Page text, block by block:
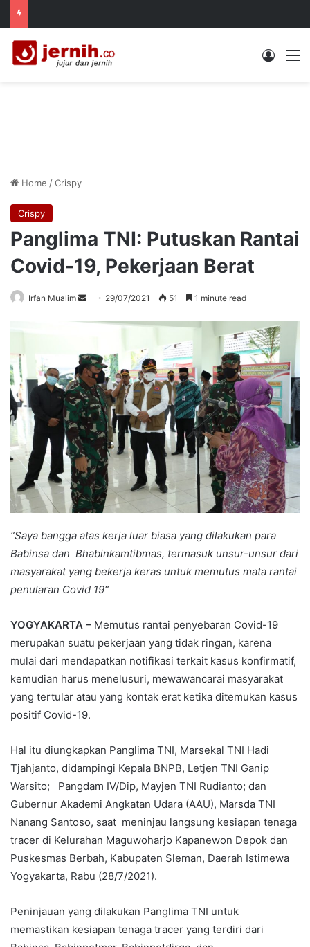
Log In
Home /Crispy
Crispy
Panglima TNI: Putuskan Rantai
Covid-19, Pekerjaan Berat
Irfan Mualim
Send 29/07/2021 51 1 minute read
“Saya bangga atas kerja luar biasa yang dilakukan para
Babinsa dan Bhabinkamtibmas, termasuk unsur-unsur dari
masyarakat yang bekerja keras untuk memutus mata rantai
penularan Covid 19″
YOGYAKARTA – Memutus rantai penyebaran Covid-19
merupakan suatu pekerjaan yang tidak ringan, karena
mulai dari mendapatkan notifikasi terkait kasus konfirmatif,
kemudian harus menelusuri, mewawancarai masyarakat
yang tertular atau yang kontak erat ketika ditemukan kasus
positif Covid-19.
Hal itu diungkapkan Panglima TNI, Marsekal TNI Hadi
Tjahjanto, didampingi Kepala BNPB, Letjen TNI Ganip
Warsito; Pangdam IV/Dip, Mayjen TNI Rudianto; dan
Gubernur Akademi Angkatan Udara (AAU), Marsda TNI
Nanang Santoso, saat meninjau langsung kesiapan tenaga
tracer di Kelurahan Maguwoharjo Kapanewon Depok dan
Puskesmas Berbah, Kabupaten Sleman, Daerah Istimewa
Yogyakarta, Rabu (28/7/2021).
Peninjauan yang dilakukan Panglima TNI untuk
memastikan kesiapan tenaga tracer yang terdiri dari